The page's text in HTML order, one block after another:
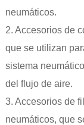
neumáticos.
2. Accesorios de
que se utilizan
sistema
del flujo de aire.
3. Accesorios de
neumáticos, que